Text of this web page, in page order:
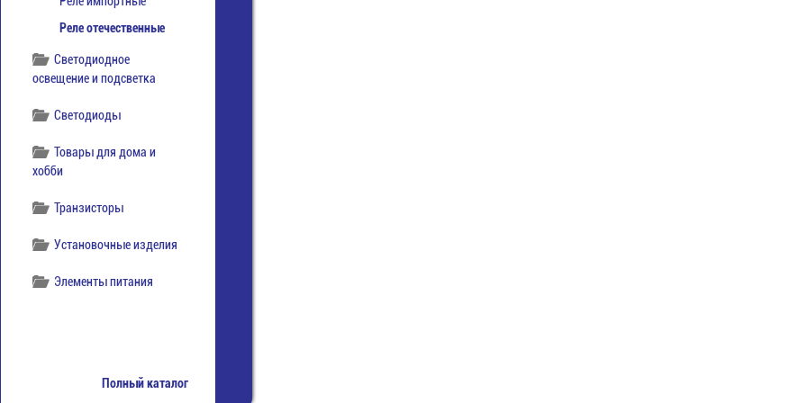
Реле отечественные
Светодиодное
освещение и подсветка
Светодиоды
Товары для дома и
хобби
Транзисторы
Установочные изделия
Элементы питания
Полный каталог